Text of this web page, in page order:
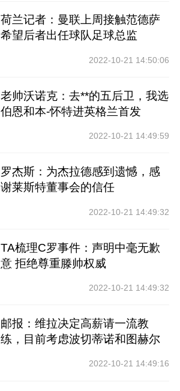
荷兰记者：曼联上周接触范德萨
希望后者出任球队足球总监
2022-10-21 14:50:06
老帅沃诺克：去**的五后卫，我选
伯恩和本-怀特进英格兰首发
2022-10-21 14:49:59
罗杰斯：为杰拉德感到遗憾，感
谢莱斯特董事会的信任
2022-10-21 14:49:32
TA梳理C罗事件：声明中毫无歉
意 拒绝尊重滕帅权威
2022-10-21 14:49:32
邮报：维拉决定高薪请一流教
练，目前考虑波切蒂诺和图赫尔
2022-10-21 14:49:16